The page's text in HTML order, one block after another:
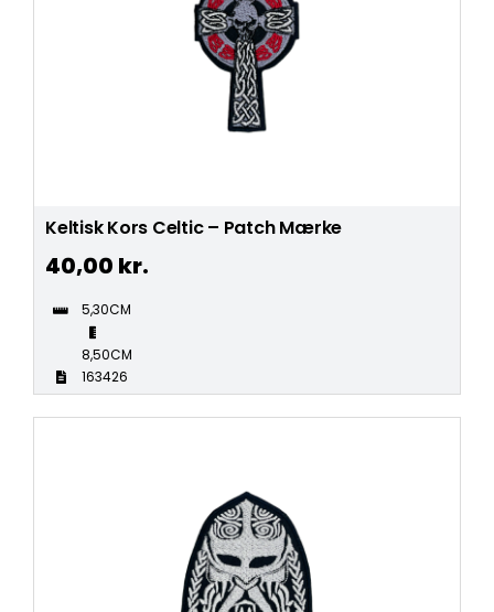
Keltisk Kors Celtic – Patch Mærke
40,00 kr.
5,30CM
8,50CM
163426